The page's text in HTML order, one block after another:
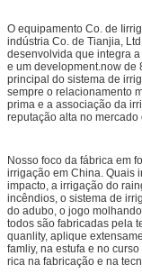
O equipamento Co. de
indústria Co. de Tianjia,
desenvolvida que integra
e um development.now de
principal do sistema de
sempre o relacionamento
prima e a associação da
reputação alta no
Nosso foco da fábrica em
irrigação em China. Quais
impacto, a irrigação do
incêndios, o sistema de
do adubo, o jogo
todos são fabricadas pela
quanlity, aplique
famliy, na estufa e no
rica na fabricação e na